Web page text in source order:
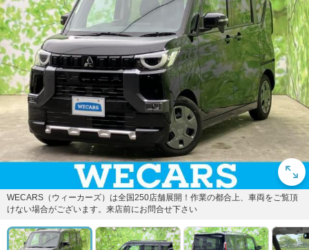
WECARS（ウィーカーズ）は全国250店舗展開！作業の都合上、車両をご覧頂
けない場合がございます。来店前にお問合せ下さい